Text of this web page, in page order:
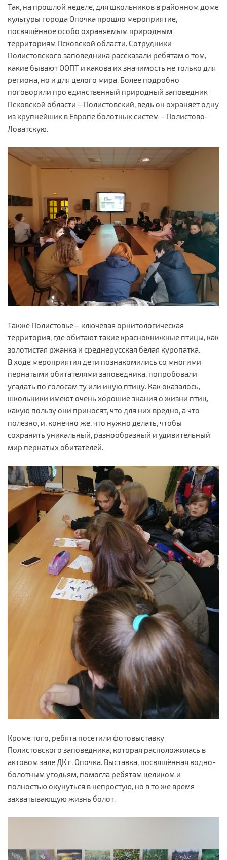
Так, на прошлой неделе, для школьников в районном доме
культуры города Опочка прошло мероприятие,
посвящённое особо охраняемым природным
территориям Псковской области. Сотрудники
Полистовского заповедника рассказали ребятам о том,
какие бывают ООПТ и какова их значимость не только для
региона, но и для целого мира. Более подробно
поговорили про единственный природный заповедник
Псковской области – Полистовский, ведь он охраняет одну
из крупнейших в Европе болотных систем – Полистово-
Ловатскую.
Также Полистовье – ключевая орнитологическая
территория, где обитают такие краснокнижные птицы, как
золотистая ржанка и среднерусская белая куропатка.
В ходе мероприятия дети познакомились со многими
пернатыми обитателями заповедника, попробовали
угадать по голосам ту или иную птицу. Как оказалось,
школьники имеют очень хорошие знания о жизни птиц,
какую пользу они приносят, что для них вредно, а что
полезно, и, конечно же, что нужно делать, чтобы
сохранить уникальный, разнообразный и удивительный
мир пернатых обитателей.
Кроме того, ребята посетили фотовыставку
Полистовского заповедника, которая расположилась в
актовом зале ДК г. Опочка. Выставка, посвящённая водно-
болотным угодьям, помогла ребятам целиком и
полностью окунуться в непростую, но в то же время
захватывающую жизнь болот.